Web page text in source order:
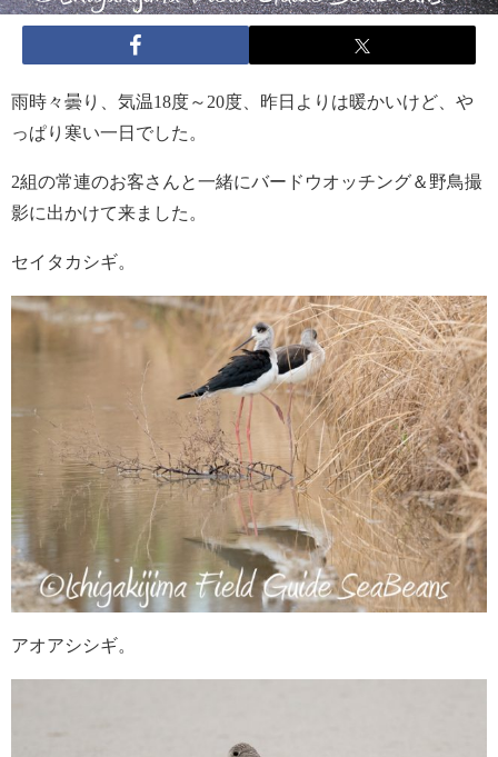
雨時々曇り、気温18度～20度、昨日よりは暖かいけど、や
っぱり寒い一日でした。
2組の常連のお客さんと一緒にバードウオッチング＆野鳥撮
影に出かけて来ました。
セイタカシギ。
アオアシシギ。